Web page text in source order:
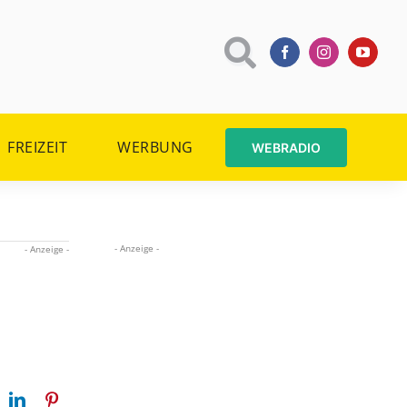
FREIZEIT WERBUNG WEBRADIO
- Anzeige -
- Anzeige -